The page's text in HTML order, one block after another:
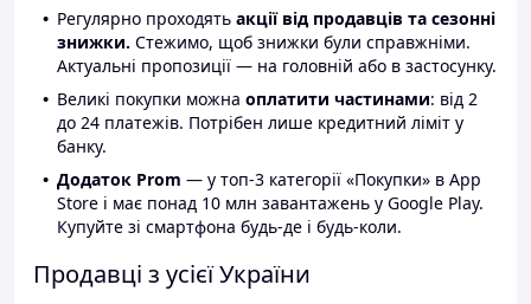
Регулярно проходять акції від продавців та сезонні
знижки. Стежимо, щоб знижки були справжніми.
Актуальні пропозиції — на головній або в застосунку.
Великі покупки можна оплатити частинами: від 2
до 24 платежів. Потрібен лише кредитний ліміт у
банку.
Додаток Prom — у топ-3 категорії «Покупки» в App
Store і має понад 10 млн завантажень у Google Play.
Купуйте зі смартфона будь-де і будь-коли.
Продавці з усієї України